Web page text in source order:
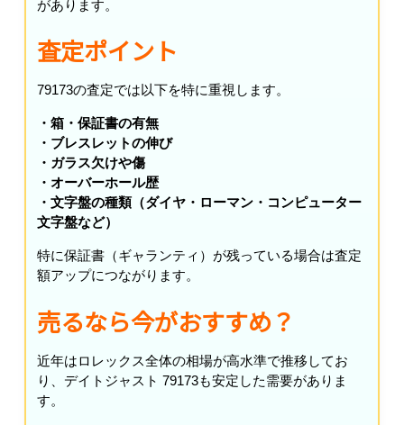
があります。
査定ポイント
79173の査定では以下を特に重視します。
・箱・保証書の有無
・ブレスレットの伸び
・ガラス欠けや傷
・オーバーホール歴
・文字盤の種類（ダイヤ・ローマン・コンピューター
文字盤など）
特に保証書（ギャランティ）が残っている場合は査定
額アップにつながります。
売るなら今がおすすめ？
近年はロレックス全体の相場が高水準で推移してお
り、デイトジャスト 79173も安定した需要がありま
す。